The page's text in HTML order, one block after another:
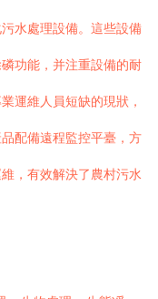
水處理設備。這些設備
功能，并注重設備的耐
運維人員短缺的現狀，
配備遠程監控平臺，方
，有效解決了農村污水